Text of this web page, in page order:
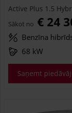
Active Plus 1.5
Sākot no € 24
Benzīna
68 kW
Saņemt